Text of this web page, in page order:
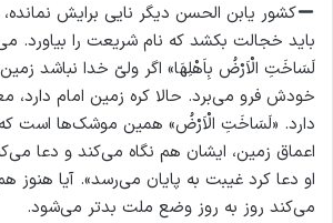
کشور یابن الحسن دیگر نایی برایش
باید خجالت بکشد که نام شریعت را بیاورد.
لَسَاخَتِ الْاَرْضُ بِاَهْلِهَا» اگر ولیّ خدا نباشد
خودش فرو می‌برد. حالا کره زمین امام دارد،
دارد. «لَسَاخَتِ الْاَرْضُ» همین موشک‌ها است
اعماق زمین، ایشان هم نگاه می‌کند و دعا
او دعا کرد غیبت به پایان می‌رسد». آیا هنوز
می‌کند روز به روز وضع ملت بدتر می‌شود.